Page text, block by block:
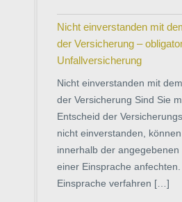
Nicht einverstanden mit
der Versicherung –
Unfallversicherung
Nicht einverstanden mit
der Versicherung Sind Sie
Entscheid der
nicht einverstanden,
innerhalb der angegebenen
einer Einsprache
Einsprache verfahren […]